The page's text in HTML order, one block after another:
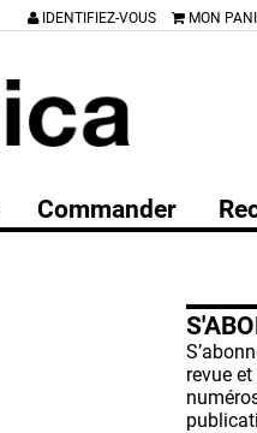
IDENTIFIEZ-VOUS MON
Commander
revue